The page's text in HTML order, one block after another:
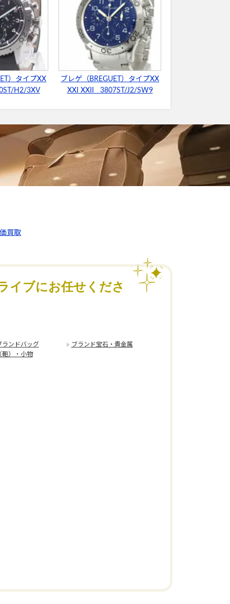
）タイプXX
H2/3XV
ブレゲ（BREGUET）タイプXX
XXI XXII 3807ST/J2/SW9
買取
イブにお任せくださ
ランドバッグ
鞄）・小物
ブランド宝石・貴金属